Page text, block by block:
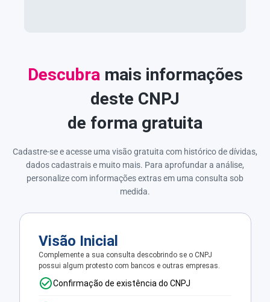
Descubramais informações
deste CNPJ
de forma gratuita
Cadastre-se e acesse uma visão gratuita com histórico de dívidas,
dados cadastrais e muito mais. Para aprofundar a análise,
personalize com informações extras em uma consulta sob
medida.
Visão Inicial
Complemente a sua consulta descobrindo se o CNPJ
possui algum protesto com bancos e outras empresas.
Confirmação de existência do CNPJ